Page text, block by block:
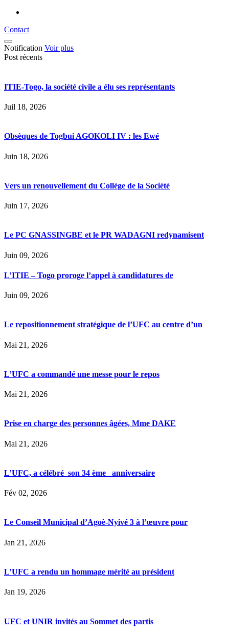
Contact
Notification Voir plus
Post récents
ITIE-Togo, la société civile a élu ses représentants
Juil 18, 2026
Obsèques de Togbui AGOKOLI IV : les Ewé
Juin 18, 2026
Vers un renouvellement du Collège de la Société
Juin 17, 2026
Le PC GNASSINGBE et le PR WADAGNI redynamisent
Juin 09, 2026
L’ITIE – Togo proroge l’appel à candidatures de
Juin 09, 2026
Le repositionnement stratégique de l’UFC au centre d’un
Mai 21, 2026
L’UFC a commandé une messe pour le repos
Mai 21, 2026
Prise en charge des personnes âgées, Mme DAKE
Mai 21, 2026
L’UFC, a célébré son 34 ème anniversaire
Fév 02, 2026
Le Conseil Municipal d’Agoè-Nyivé 3 à l’œuvre pour
Jan 21, 2026
L’UFC a rendu un hommage mérité au président
Jan 19, 2026
UFC et UNIR invités au Sommet des partis